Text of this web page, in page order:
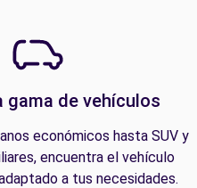
gama de vehículos
económicos hasta SUV y
encuentra el vehículo
a tus necesidades.